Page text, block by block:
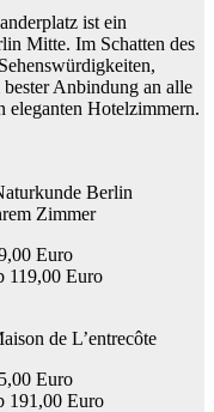
ist ein
Mitte. Im Schatten des
Anbindung an alle
eleganten Hotelzimmern.
Berlin
Zimmer
Euro
119,00 Euro
de L’entrecôte
Euro
191,00 Euro